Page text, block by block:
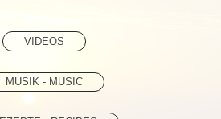
VIDEOS
MUSIK - MUSIC